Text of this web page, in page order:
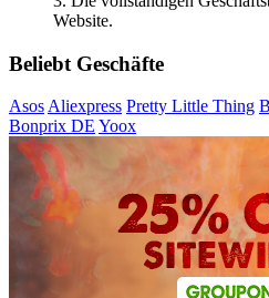
Website.
Beliebt Geschäfte
Asos Aliexpress Pretty Little Thing
Bonprix DE Yoox